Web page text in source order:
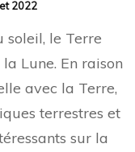
2022
soleil, le Terre
Lune. En raison
avec la Terre,
terrestres et
sur la